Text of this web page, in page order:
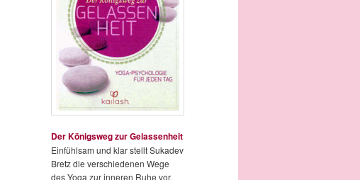
Der Königsweg zur Gelassenheit
Einfühlsam und klar stellt Sukadev
Bretz die verschiedenen Wege
des Yoga zur inneren Ruhe vor.